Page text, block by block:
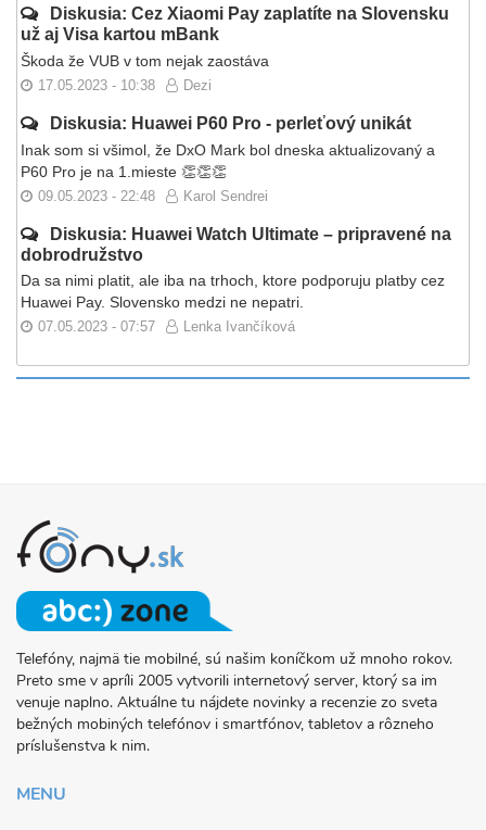
Diskusia: Cez Xiaomi Pay zaplatíte na Slovensku
už aj Visa kartou mBank
Škoda že VUB v tom nejak zaostáva
17.05.2023 - 10:38 Dezi
Diskusia: Huawei P60 Pro - perleťový unikát
Inak som si všimol, že DxO Mark bol dneska aktualizovaný a
P60 Pro je na 1.mieste 👏👏👏
09.05.2023 - 22:48 Karol Sendrei
Diskusia: Huawei Watch Ultimate – pripravené na
dobrodružstvo
Da sa nimi platit, ale iba na trhoch, ktore podporuju platby cez
Huawei Pay. Slovensko medzi ne nepatri.
07.05.2023 - 07:57 Lenka Ivančíková
O
PROJEKTE
FONY.SK
Telefóny, najmä tie mobilné, sú našim koníčkom už mnoho rokov.
Preto sme v apríli 2005 vytvorili internetový server, ktorý sa im
venuje naplno. Aktuálne tu nájdete novinky a recenzie zo sveta
bežných mobiných telefónov i smartfónov, tabletov a rôzneho
príslušenstva k nim.
MENU